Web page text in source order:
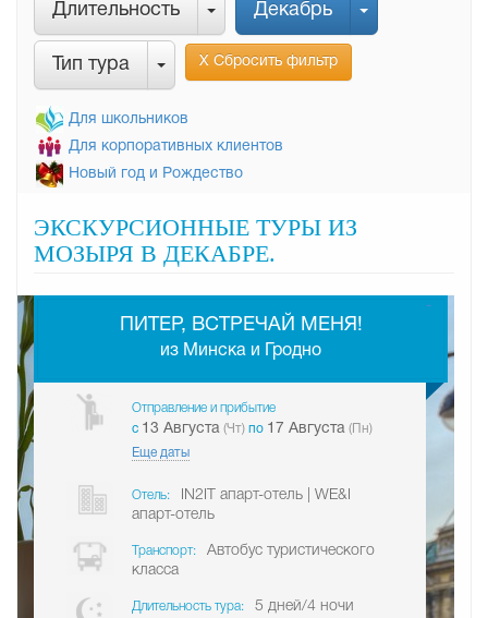
Длительность Декабрь
Тип тура Х Сбросить фильтр
Для школьников
Для корпоративных клиентов
Новый год и Рождество
ЭКСКУРСИОННЫЕ ТУРЫ ИЗ
МОЗЫРЯ В ДЕКАБРЕ.
ПИТЕР, ВСТРЕЧАЙ МЕНЯ!
из Минска и Гродно
Отправление и прибытие
c 13 Августа (Чт) по 17 Августа (Пн)
Еще даты
Отель:
IN2IT апарт-отель | WE&I
апарт-отель
Транспорт:
Автобус туристического
класса
Длительность тура: 5 дней/4 ночи
-